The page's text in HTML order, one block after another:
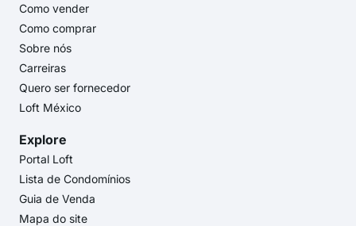
Como vender
Como comprar
Sobre nós
Carreiras
Quero ser fornecedor
Loft México
Explore
Portal Loft
Lista de Condomínios
Guia de Venda
Mapa do site